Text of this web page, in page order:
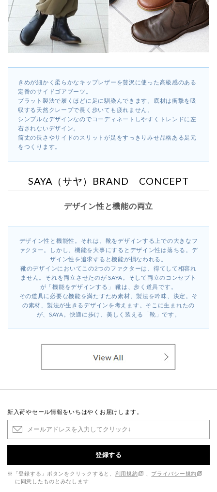
きめが細かく柔らかなキップレザーを贅沢に使った高級感のある
定番のサイドゴアブーツ。
プラット製法で履くほどに足に馴染んできます。底材は衝撃を吸
収する天然クレープで長く歩いても疲れません。
シンプルなデザインなのでコーディネートしやすくトレンドに左
右されないデザイン。
筒丈の長さやサイドのスリットが足をすっきりみせ品格ある足元
をつくります。
SAYA（サヤ）BRAND CONCEPT
デザイン性と機能の両立
デザイン性と機能性。それは、靴をデザインする上での大きなフ
ァクター。しかし、機能を大事にするとデザイン性は落ちる。デ
ザイン性を追求すると機能が損なわれる。
靴のデザインにおいてこの2つのファクターは、得てして相容れ
ません。それを両立させたのが SAYA。そして両立のコンセプト
が「機能をデザインする」 靴は、歩く道具です。
その道具に必要な機能を満たすため素材、製法を吟味、決定。そ
の素材、製法が生きるデザインを考えます。そこに生まれたの
が、SAYA。快適に歩け、美しく装える「靴」です。
新入荷やセール情報をいちはやくお届けします。
登録する
※「登録する」ボタンをクリックすると、 利用規約
プライバシー規約
に同意したものとみなします